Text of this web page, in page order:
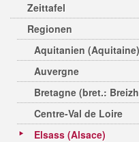
Zeittafel
Regionen
Aquitanien (Aquitaine)
Auvergne
Bretagne (bret.:
Centre-Val de Loire
Elsass (Alsace)